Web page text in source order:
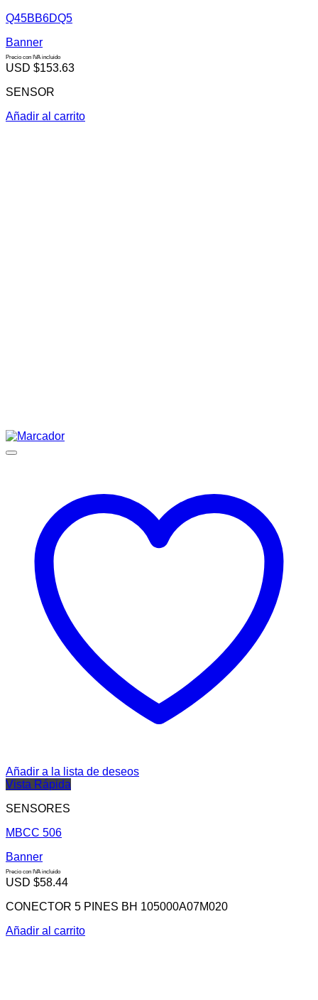
Q45BB6DQ5
Banner
Precio con IVA incluido
USD $153.63
SENSOR
Añadir al carrito
Añadir a la lista de deseos
Vista Rápida
SENSORES
MBCC 506
Banner
Precio con IVA incluido
USD $58.44
CONECTOR 5 PINES BH 105000A07M020
Añadir al carrito